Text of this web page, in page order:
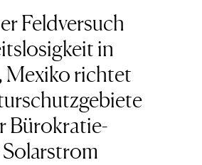
Feldversuch
in
Mexiko richtet
Bürokratie-